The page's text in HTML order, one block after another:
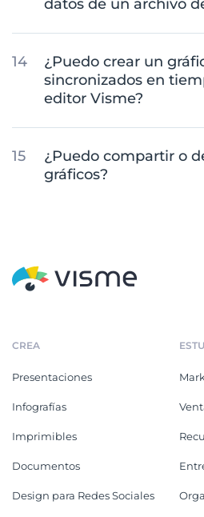
datos de un archivo
¿Puedo crear un
sincronizados en
editor Visme?
¿Puedo compartir o
gráficos?
CREA
Presentaciones
Infografías
Imprimibles
Documentos
Design para Redes Sociales